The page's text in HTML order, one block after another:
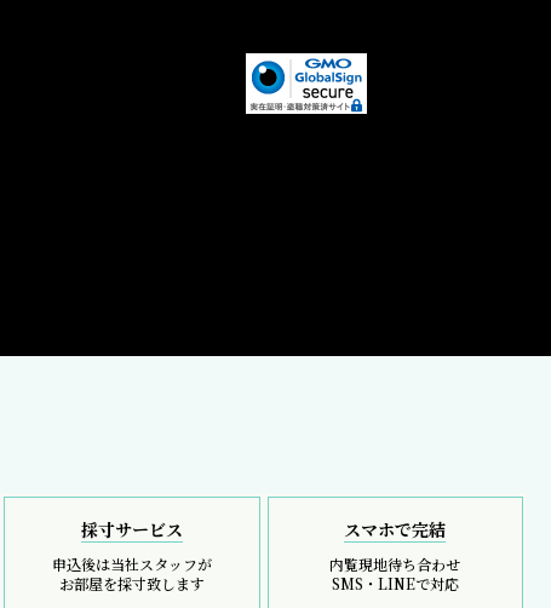
採寸サービス
申込後は当社スタッフが
お部屋を採寸致します
スマホで完結
内覧現地待ち合わせ
SMS・LINEで対応